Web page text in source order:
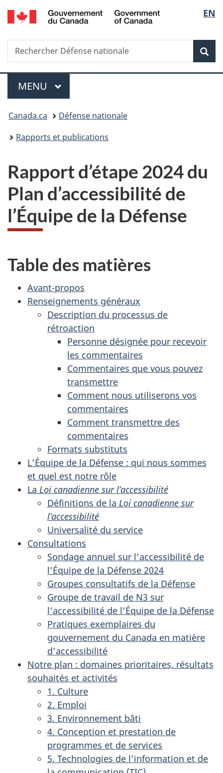
Passer
au
principal
Passer
à
Au
du
Passer
à
version
simplifiée
de
la
EN
Recherche
Rechercher
Défense
Menu
MENU PRINCIPAL
Vous
êtes
Canada.ca
Défense nationale
Rapports et publications
Rapport d’étape 2024 du
Plan d’accessibilité de
l’Équipe de la Défense
Table des matières
Avant-propos
Renseignements généraux
Description du processus de
rétroaction
Personne désignée pour recevoir
les commentaires
Commentaires que vous pouvez
transmettre
Comment nous utiliserons vos
commentaires
Comment transmettre des
commentaires
Formats substituts
L’Équipe de la Défense : qui nous sommes
et quel est notre rôle
La Loi canadienne sur l’accessibilité
Définitions de la Loi canadienne sur
l’accessibilité
Universalité du service
Consultations
Sondage annuel sur l’accessibilité de
l’Équipe de la Défense 2024
Groupes consultatifs de la Défense
Groupe de travail de N3 sur
l’accessibilité de l’Équipe de la Défense
Pratiques exemplaires du
gouvernement du Canada en matière
d’accessibilité
Notre plan : domaines prioritaires, résultats
souhaités et activités
1. Culture
2. Emploi
3. Environnement bâti
4. Conception et prestation de
programmes et de services
5. Technologies de l’information et de